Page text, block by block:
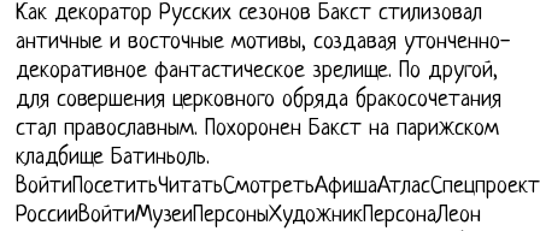
Как декоратор Русских сезонов Бакст стилизовал
античные и восточные мотивы, создавая утонченно-
декоративное фантастическое зрелище. По другой,
для совершения церковного обряда бракосочетания
стал православным. Похоронен Бакст на парижском
кладбище Батиньоль.
РоссииВойтиМузеиПерсоныХудожникПерсонаЛеон